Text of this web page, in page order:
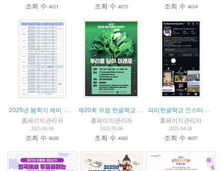
조회 수4651 조회 수4673 조회 수 4654
홈페이지관리자
2025.05.06
조회 수4686
홈페이지관리자
2025.05.06
조회 수4682
파리한글학교 인스타그램 개설 소식 및 프랑스한글학교 협의회 소속 학교 인스타그램 소개
홈페이지관리자
2025.04.28
조회 수 4697